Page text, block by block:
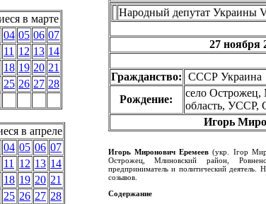
в марте
04 05 06 07
11 12 13 14
18 19 20 21
25 26 27 28
в апреле
04 05 06 07
11 12 13 14
18 19 20 21
25 26 27 28
Народный депутат Украины
27 ноября
Гражданство: СССР Украина
Рождение:
село Острожец,
область, УССР,
Игорь
Игорь Миронович Еремеев (укр. Ігор
Острожец, Млиновский район,
предприниматель и политический
созывов.
Содержание